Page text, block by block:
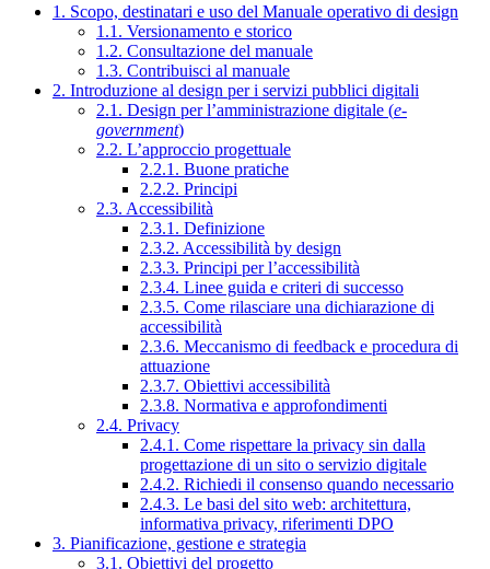
1. Scopo, destinatari e uso del Manuale operativo di design
1.1. Versionamento e storico
1.2. Consultazione del manuale
1.3. Contribuisci al manuale
2. Introduzione al design per i servizi pubblici digitali
2.1. Design per l’amministrazione digitale (e-
government)
2.2. L’approccio progettuale
2.2.1. Buone pratiche
2.2.2. Principi
2.3. Accessibilità
2.3.1. Definizione
2.3.2. Accessibilità by design
2.3.3. Principi per l’accessibilità
2.3.4. Linee guida e criteri di successo
2.3.5. Come rilasciare una dichiarazione di
accessibilità
2.3.6. Meccanismo di feedback e procedura di
attuazione
2.3.7. Obiettivi accessibilità
2.3.8. Normativa e approfondimenti
2.4. Privacy
2.4.1. Come rispettare la privacy sin dalla
progettazione di un sito o servizio digitale
2.4.2. Richiedi il consenso quando necessario
2.4.3. Le basi del sito web: architettura,
informativa privacy, riferimenti DPO
3. Pianificazione, gestione e strategia
3.1. Obiettivi del progetto